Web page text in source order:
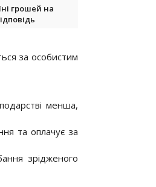
грошей на
за особистим
менша,
та оплачує за
зрідженого